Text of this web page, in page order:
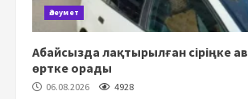
Әлеумет
Абайсызда лақтырылған сіріңке
өртке орады
06.08.2026 4928